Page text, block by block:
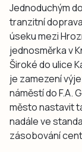
Jednoduchým
tranzitní
úseku mezi
jednosměrka v
Široké do ulice
je zamezení
náměstí do F.A.
město nastavit
nadále ve
zásobování